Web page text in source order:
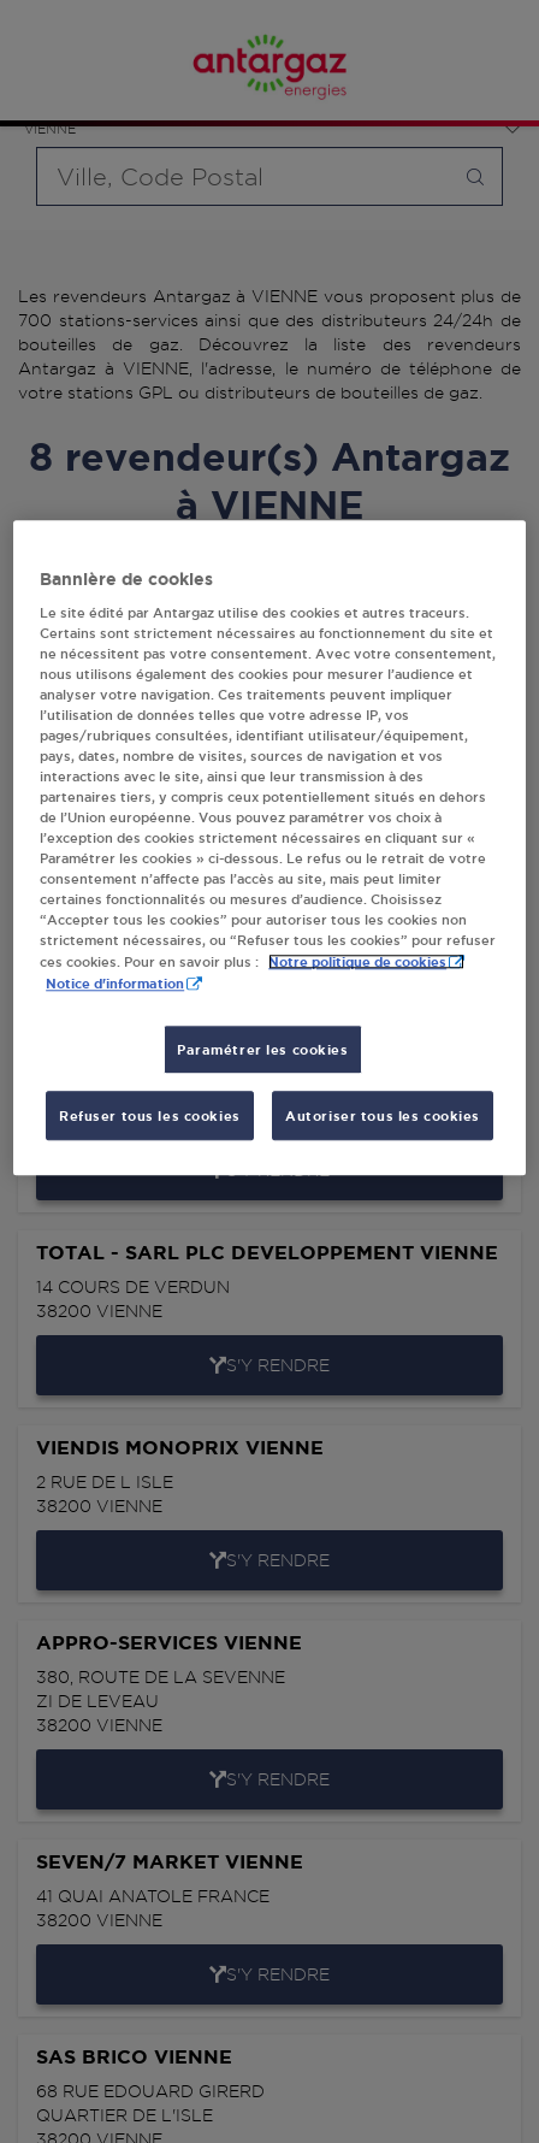
VIENNE
bouteille souhaité et le type de point de vente (revendeur /
distributeur automatique de bouteilles de gaz ou station GPL
carburant)
Les revendeurs Antargaz à VIENNE vous proposent plus de
700 stations-services ainsi que des distributeurs 24/24h de
bouteilles de gaz. Découvrez la liste des revendeurs
Antargaz à VIENNE, l'adresse, le numéro de téléphone de
votre stations GPL ou distributeurs de bouteilles de gaz.
8 revendeur(s) Antargaz
à VIENNE
INTERMARCHE SUPER VIENNE
ZI DE LA GERE
38200 VIENNE
S'Y RENDRE
DISTRIBUTEUR AUTOMATIQUE 24/24
LECLERC VIENNE
ZAC LE CROISSANT FERTILE ESTRESSIN
38200VIENNE
S'Y RENDRE
CARREFOUR MARKET - GAWAVIDIS VIENNE
19 AVENUE BERTHELOT
38200VIENNE
TOTAL - SARL PLC DEVELOPPEMENT VIENNE
14 COURS DE VERDUN
38200 VIENNE
S'Y RENDRE
VIENDIS MONOPRIX VIENNE
2 RUE DE L ISLE
38200 VIENNE
S'Y RENDRE
APPRO-SERVICES VIENNE
380, ROUTE DE LA SEVENNE
ZI DE LEVEAU
38200 VIENNE
S'Y RENDRE
SEVEN/7 MARKET VIENNE
41 QUAI ANATOLE FRANCE
38200 VIENNE
S'Y RENDRE
SAS BRICO VIENNE
68 RUE EDOUARD GIRERD
QUARTIER DE L'ISLE
Bannière de cookies
Le site édité par Antargaz utilise des cookies et autres traceurs.
Certains sont strictement nécessaires au fonctionnement du site et
ne nécessitent pas votre consentement. Avec votre consentement,
nous utilisons également des cookies pour mesurer l’audience et
analyser votre navigation. Ces traitements peuvent impliquer
l’utilisation de données telles que votre adresse IP, vos
pages/rubriques consultées, identifiant utilisateur/équipement,
pays, dates, nombre de visites, sources de navigation et vos
interactions avec le site, ainsi que leur transmission à des
partenaires tiers, y compris ceux potentiellement situés en dehors
de l’Union européenne. Vous pouvez paramétrer vos choix à
l’exception des cookies strictement nécessaires en cliquant sur «
Paramétrer les cookies » ci-dessous. Le refus ou le retrait de votre
consentement n’affecte pas l’accès au site, mais peut limiter
certaines fonctionnalités ou mesures d’audience. Choisissez
“Accepter tous les cookies” pour autoriser tous les cookies non
strictement nécessaires, ou “Refuser tous les cookies” pour refuser
ces cookies. Pour en savoir plus :
Notre politique de cookies
Notice d'information
Paramétrer les cookies
Refuser tous les cookies Autoriser tous les cookies